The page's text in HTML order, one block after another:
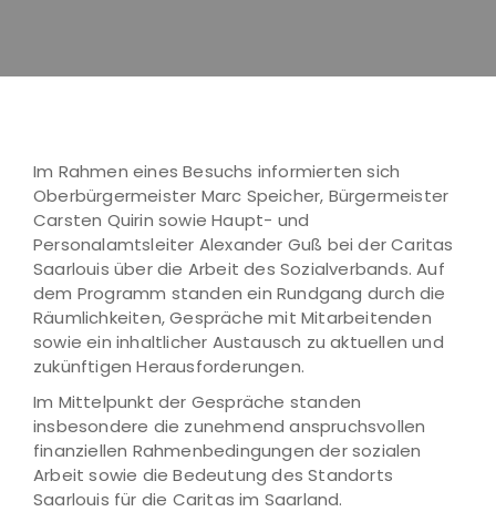
Im Rahmen eines Besuchs informierten sich
Oberbürgermeister Marc Speicher, Bürgermeister
Carsten Quirin sowie Haupt- und
Personalamtsleiter Alexander Guß bei der Caritas
Saarlouis über die Arbeit des Sozialverbands. Auf
dem Programm standen ein Rundgang durch die
Räumlichkeiten, Gespräche mit Mitarbeitenden
sowie ein inhaltlicher Austausch zu aktuellen und
zukünftigen Herausforderungen.
Im Mittelpunkt der Gespräche standen
insbesondere die zunehmend anspruchsvollen
finanziellen Rahmenbedingungen der sozialen
Arbeit sowie die Bedeutung des Standorts
Saarlouis für die Caritas im Saarland.